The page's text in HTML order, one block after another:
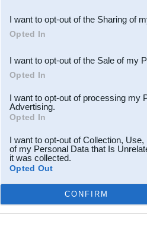
Downstream Participants
third parties.
I want to opt-out of the Sharing of
Opted In
I want to opt-out of the Sale of my
Opted In
I want to opt-out of processing my
Advertising.
Opted In
I want to opt-out of Collection,
of my Personal Data that Is
it was collected.
Opted Out
CONFIRM